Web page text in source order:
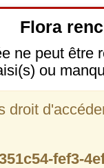
Flora
ne peut être
ou
droit
fef3-